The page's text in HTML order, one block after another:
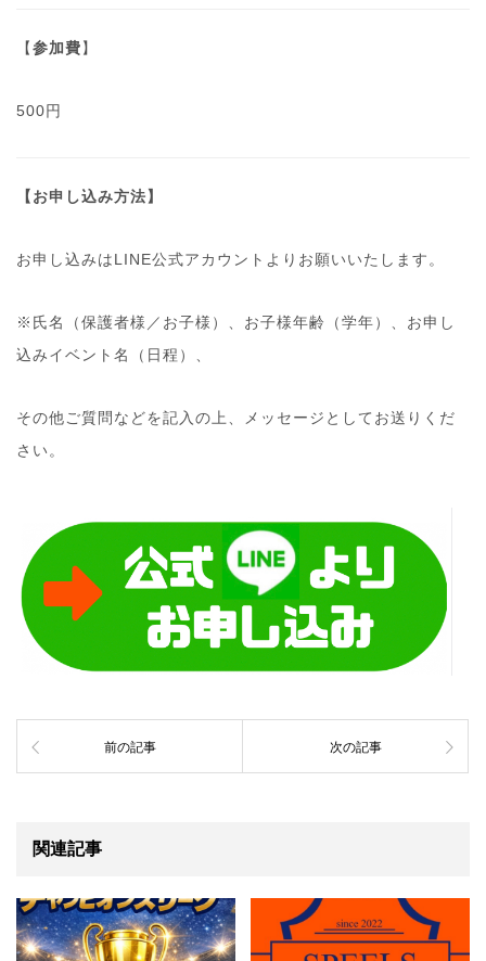
【参加費】
500円
【お申し込み方法】
お申し込みはLINE公式アカウントよりお願いいたします。
※氏名（保護者様／お子様）、お子様年齢（学年）、お申し
込みイベント名（日程）、
その他ご質問などを記入の上、メッセージとしてお送りくだ
さい。
前の記事 次の記事
関連記事